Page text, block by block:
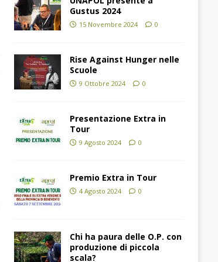
Gustus 2024
15 Novembre 2024 0
Rise Against Hunger nelle
Scuole
9 Ottobre 2024 0
Presentazione Extra in
Tour
9 Agosto 2024 0
Premio Extra in Tour
4 Agosto 2024 0
Chi ha paura delle O.P. con
produzione di piccola
scala?